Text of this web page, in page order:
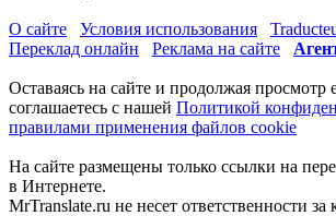
О сайте Условия использования
Переклад онлайн
Реклама на сайте
Оставаясь на сайте и продолжая просмотр
соглашаетесь с нашей Политикой
правилами применения файлов cookie
На сайте размещены только ссылки на
в Интернете.
MrTranslate.ru не несет ответственности за